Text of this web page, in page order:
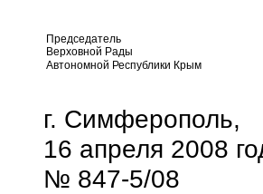
Председатель
Верховной Рады
Автономной Республики Крым
г. Симферополь,
16 апреля 2008
№ 847-5/08